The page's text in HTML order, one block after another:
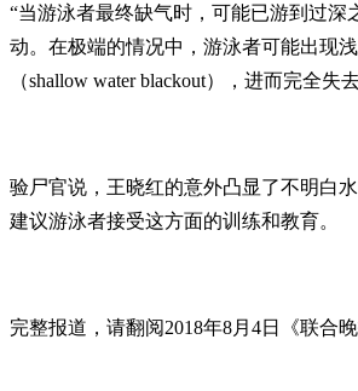
“当游泳者最终缺气时，可能已游到过深
动。在极端的情况中，游泳者可能出现
（shallow water blackout），进而完全失
验尸官说，王晓红的意外凸显了不明白
建议游泳者接受这方面的训练和教育。
完整报道，请翻阅2018年8月4日《联合晚